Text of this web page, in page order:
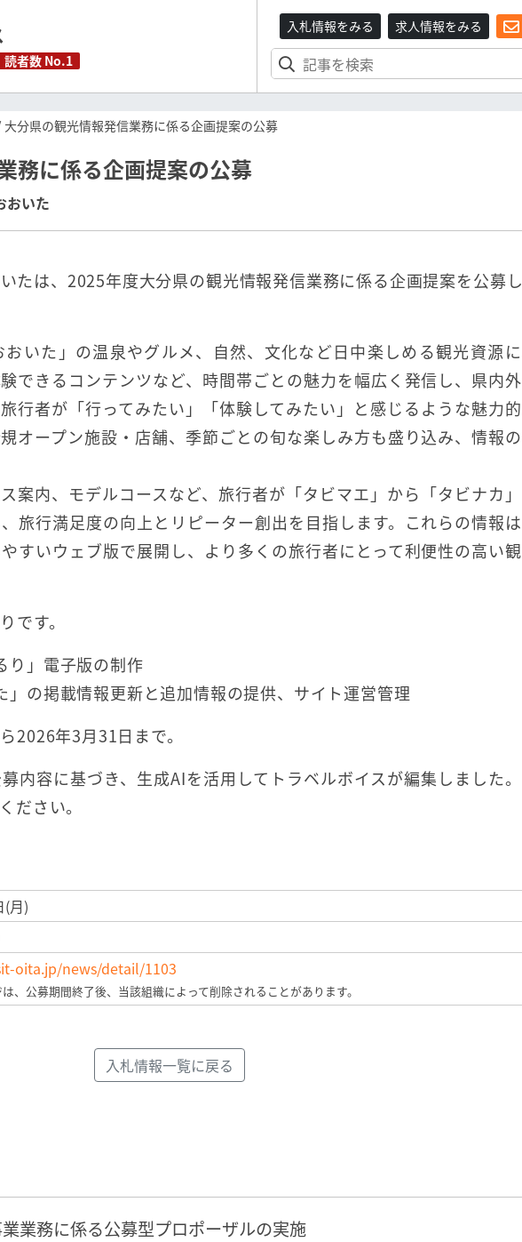
読者数 No.1
入札情報をみる 求人情報をみる
大分県の観光情報発信業務に係る企画提案の公募
務に係る企画提案の公募
おいた
たは、2025年度大分県の観光情報発信業務に係る企画提案を公募
いた」の温泉やグルメ、自然、文化など日中楽しめる観光資源
できるコンテンツなど、時間帯ごとの魅力を幅広く発信し、県内
行者が「行ってみたい」「体験してみたい」と感じるような魅力
オープン施設・店舗、季節ごとの旬な楽しみ方も盛り込み、情報
案内、モデルコースなど、旅行者が「タビマエ」から「タビナカ
旅行満足度の向上とリピーター創出を目指します。これらの情報
すいウェブ版で展開し、より多くの旅行者にとって利便性の高い
です。
り」電子版の制作
」の掲載情報更新と追加情報の提供、サイト運営管理
2026年3月31日まで。
内容に基づき、生成AIを活用してトラベルボイスが編集しました
ださい。
(月)
oita.jp/news/detail/1103
、公募期間終了後、当該組織によって削除されることがあります。
入札情報一覧に戻る
業務に係る公募型プロポーザルの実施